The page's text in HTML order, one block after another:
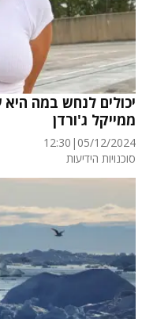
ממייקל ג'ורדן
05/12/2024
|
12:30
סוכנויות הידיעות